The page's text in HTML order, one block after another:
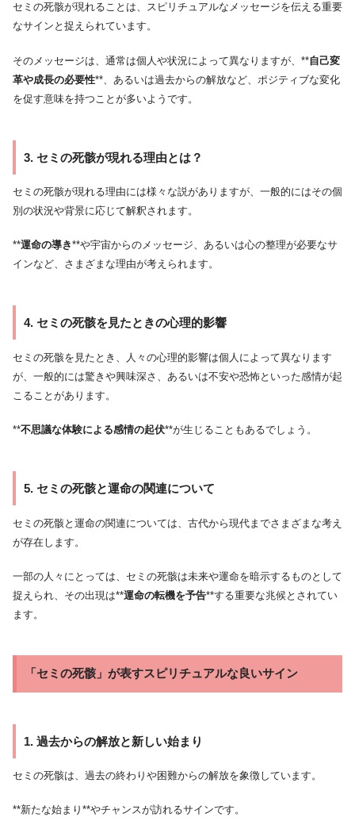
セミの死骸が現れることは、スピリチュアルなメッセージを伝える重要
なサインと捉えられています。
そのメッセージは、通常は個人や状況によって異なりますが、**自己変
革や成長の必要性**、あるいは過去からの解放など、ポジティブな変化
を促す意味を持つことが多いようです。
3. セミの死骸が現れる理由とは？
セミの死骸が現れる理由には様々な説がありますが、一般的にはその個
別の状況や背景に応じて解釈されます。
**運命の導き**や宇宙からのメッセージ、あるいは心の整理が必要なサ
インなど、さまざまな理由が考えられます。
4. セミの死骸を見たときの心理的影響
セミの死骸を見たとき、人々の心理的影響は個人によって異なります
が、一般的には驚きや興味深さ、あるいは不安や恐怖といった感情が起
こることがあります。
**不思議な体験による感情の起伏**が生じることもあるでしょう。
5. セミの死骸と運命の関連について
セミの死骸と運命の関連については、古代から現代までさまざまな考え
が存在します。
一部の人々にとっては、セミの死骸は未来や運命を暗示するものとして
捉えられ、その出現は**運命の転機を予告**する重要な兆候とされてい
ます。
「セミの死骸」が表すスピリチュアルな良いサイン
1. 過去からの解放と新しい始まり
セミの死骸は、過去の終わりや困難からの解放を象徴しています。
**新たな始まり**やチャンスが訪れるサインです。